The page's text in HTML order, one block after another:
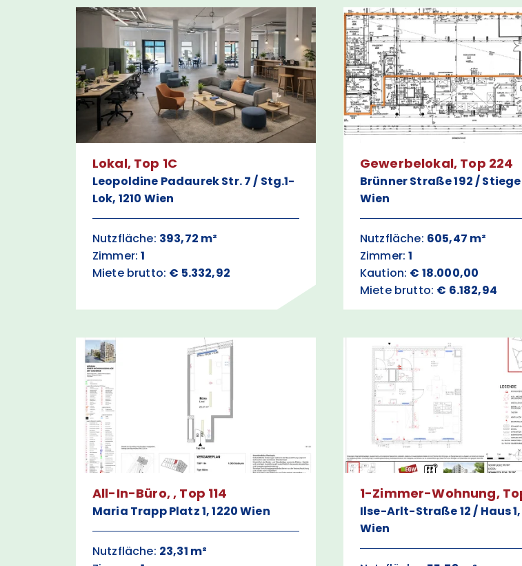
Lokal, Top 1C
Leopoldine Padaurek Str. 7 / Stg.1-
Lok, 1210 Wien
Nutzfläche: 393,72 m²
Zimmer:1
Miete brutto: € 5.332,92
Gewerbelokal, Top 224
Brünner Straße 192 / Stiege
Wien
Nutzfläche: 605,47 m²
Zimmer:1
Kaution: € 18.000,00
Miete brutto: € 6.182,94
All-In-Büro, , Top 114
Maria Trapp Platz 1, 1220 Wien
Nutzfläche: 23,31 m²
1-Zimmer-Wohnung,
Ilse-Arlt-Straße 12 / Haus 1,
Wien